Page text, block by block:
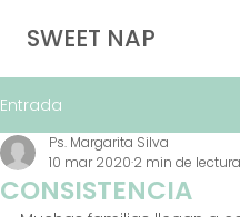
SWEET NAP
Entrada
CONSISTENCIA
Ps. Margarita Silva
10 mar 2020 2 min de lectura